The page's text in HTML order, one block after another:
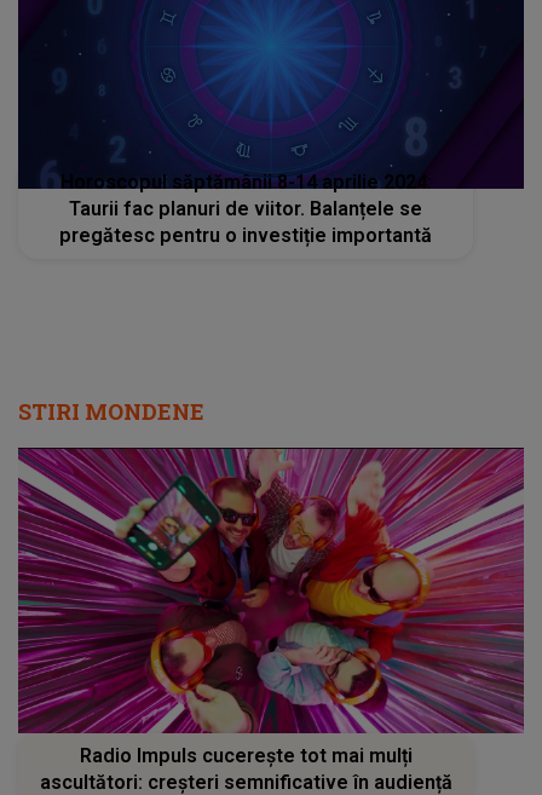
Horoscopul săptămânii 8-14 aprilie 2024:
Taurii fac planuri de viitor. Balanțele se
pregătesc pentru o investiție importantă
STIRI MONDENE
Radio Impuls cucerește tot mai mulți
ascultători: creșteri semnificative în audiență